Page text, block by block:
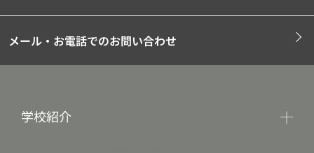
メール・お電話でのお問い合わせ
学校紹介